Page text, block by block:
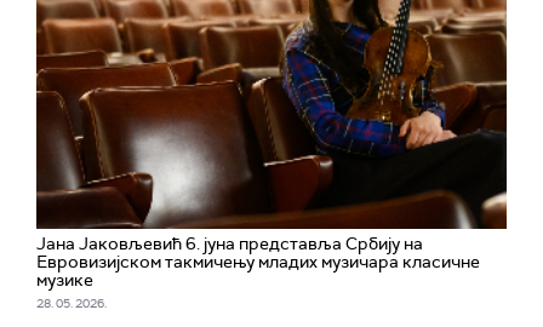
Јана Јаковљевић 6. јуна представља Србију на
Евровизијском такмичењу младих музичара класичне
музике
28. 05. 2026.